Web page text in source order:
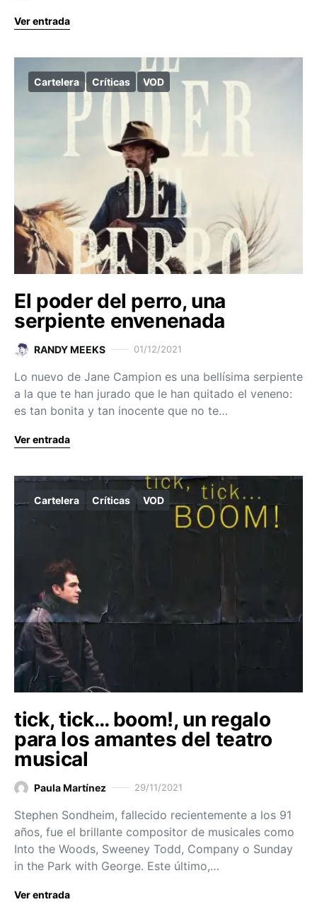
Ver entrada
Cartelera Críticas VOD
El poder del perro, una
serpiente envenenada
RANDY MEEKS 01/12/2021
Lo nuevo de Jane Campion es una bellísima serpiente
a la que te han jurado que le han quitado el veneno:
es tan bonita y tan inocente que no te…
Ver entrada
Cartelera Críticas VOD
tick, tick… boom!, un regalo
para los amantes del teatro
musical
Paula Martínez 29/11/2021
Stephen Sondheim, fallecido recientemente a los 91
años, fue el brillante compositor de musicales como
Into the Woods, Sweeney Todd, Company o Sunday
in the Park with George. Este último,…
Ver entrada